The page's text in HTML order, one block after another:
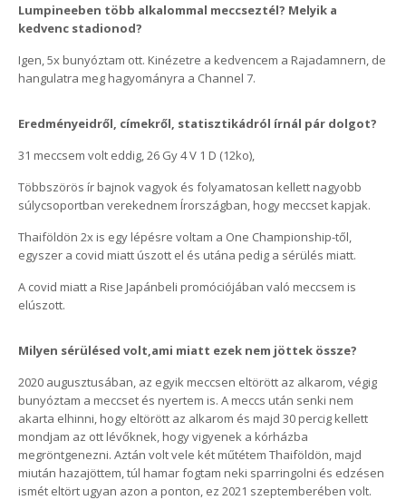
Lumpineeben több alkalommal meccseztél? Melyik a
kedvenc stadionod?
Igen, 5x bunyóztam ott. Kinézetre a kedvencem a Rajadamnern, de
hangulatra meg hagyományra a Channel 7.
Eredményeidről, címekről, statisztikádról írnál pár dolgot?
31 meccsem volt eddig, 26 Gy 4 V 1 D (12ko),
Többszörös ír bajnok vagyok és folyamatosan kellett nagyobb
súlycsoportban verekednem Írországban, hogy meccset kapjak.
Thaiföldön 2x is egy lépésre voltam a One Championship-től,
egyszer a covid miatt úszott el és utána pedig a sérülés miatt.
A covid miatt a Rise Japánbeli promóciójában való meccsem is
elúszott.
Milyen sérülésed volt,ami miatt ezek nem jöttek össze?
2020 augusztusában, az egyik meccsen eltörött az alkarom, végig
bunyóztam a meccset és nyertem is. A meccs után senki nem
akarta elhinni, hogy eltörött az alkarom és majd 30 percig kellett
mondjam az ott lévőknek, hogy vigyenek a kórházba
megröntgenezni. Aztán volt vele két műtétem Thaiföldön, majd
miután hazajöttem, túl hamar fogtam neki sparringolni és edzésen
ismét eltört ugyan azon a ponton, ez 2021 szeptemberében volt.